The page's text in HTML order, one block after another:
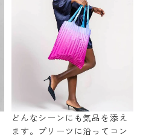
どんなシーンにも気品を添え
ます。プリーツに沿ってコン